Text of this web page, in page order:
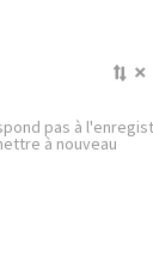
×
pas à
à nouveau